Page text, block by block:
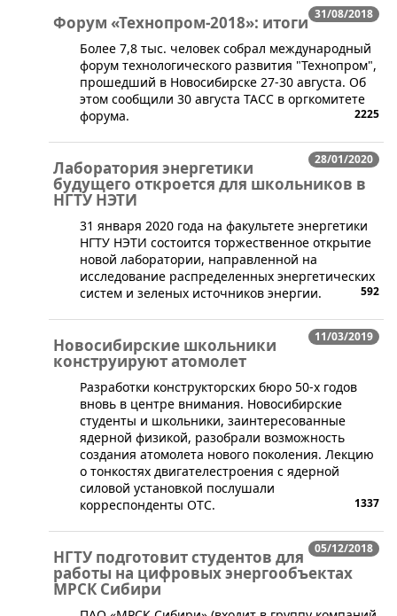
31/08/2018
Форум «Технопром-2018»: итоги
​Более 7,8 тыс. человек собрал международный
форум технологического развития "Технопром",
прошедший в Новосибирске 27-30 августа. Об
этом сообщили 30 августа ТАСС в оргкомитете
форума.
2225
28/01/2020
Лаборатория энергетики
будущего откроется для школьников в
НГТУ НЭТИ
​31 января 2020 года на факультете энергетики
НГТУ НЭТИ состоится торжественное открытие
новой лаборатории, направленной на
исследование распределенных энергетических
систем и зеленых источников энергии.
592
11/03/2019
Новосибирские школьники
конструируют атомолет
Разработки конструкторских бюро 50-х годов
вновь в центре внимания. Новосибирские
студенты и школьники, заинтересованные
ядерной физикой, разобрали возможность
создания атомолета нового поколения. Лекцию
о тонкостях двигателестроения с ядерной
силовой установкой послушали
корреспонденты ОТС.
1337
05/12/2018
НГТУ подготовит студентов для
работы на цифровых энергообъектах
МРСК Сибири